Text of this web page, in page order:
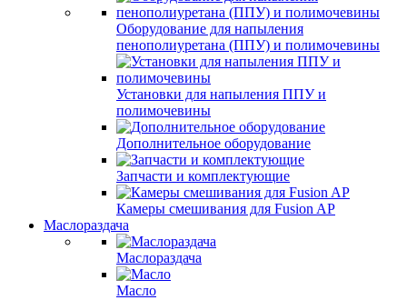
Оборудование для напыления
пенополиуретана (ППУ) и полимочевины
Установки для напыления ППУ и
полимочевины
Дополнительное оборудование
Запчасти и комплектующие
Камеры смешивания для Fusion AP
Маслораздача
Маслораздача
Масло